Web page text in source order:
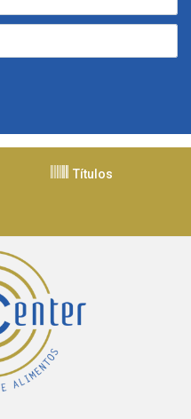
Títulos